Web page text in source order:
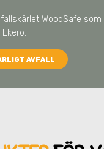
WoodSafe
Ekerö.
AVFALL